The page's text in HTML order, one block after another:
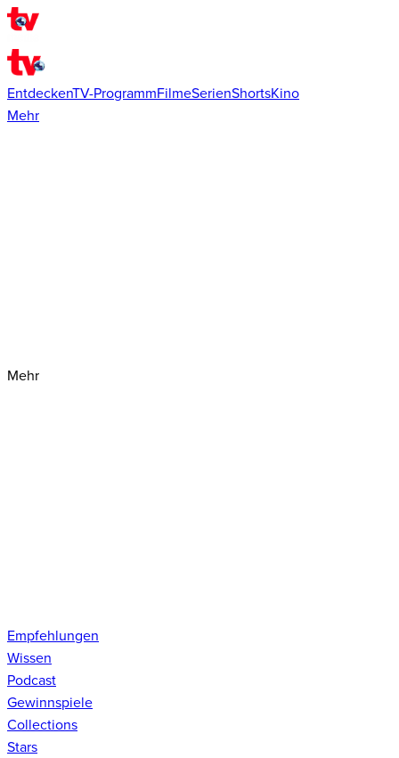
EntdeckenTV-ProgrammFilmeSerienShortsKino
Mehr
Mehr
Empfehlungen
Wissen
Podcast
Gewinnspiele
Collections
Stars